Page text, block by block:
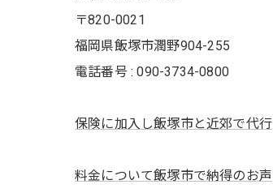
〒820-0021
福岡県飯塚市潤野904-255
電話番号 : 090-3734-0800
保険に加入し飯塚市と近郊で代行
料金について飯塚市で納得のお声